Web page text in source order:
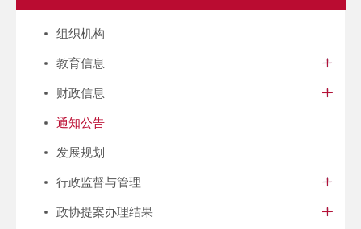
组织机构
教育信息
财政信息
通知公告
发展规划
行政监督与管理
政协提案办理结果